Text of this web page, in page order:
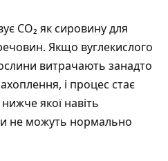
CO₂ як сировину для
Якщо вуглекислого
витрачають занадто
і процес стає
якої навіть
не можуть нормально